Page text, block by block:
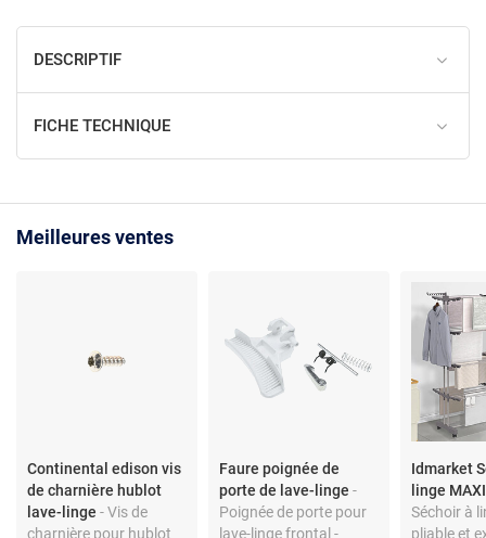
DESCRIPTIF
FICHE TECHNIQUE
Meilleures ventes
Continental edison vis
de charnière hublot
lave-linge - Vis de
charnière pour hublot
Faure poignée de
porte de lave-linge-
Poignée de porte pour
lave-linge frontal -
Idmarket
linge
Séchoir à
pliable et